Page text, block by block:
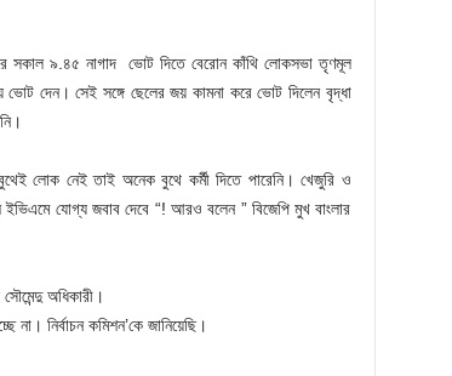
করে সকাল ৯.৪৫ নাগাদ ভোট দিতে বেরোন কাঁথি লোকসভা তৃণমূল
ভোট দেন। সেই সঙ্গে ছেলের জয় কামনা করে ভোট দিলেন বৃদ্ধা
লোক নেই তাই অনেক বুথে কর্মী দিতে পারেনি। খেজুরি ও
ইভিএমে যোগ্য জবাব দেবে “! আরও বলেন ” বিজেপি মুখ বাংলার
অধিকারী।
না। নির্বাচন কমিশন’কে জানিয়েছি।